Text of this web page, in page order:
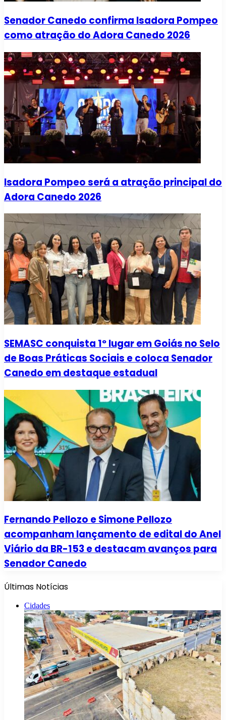
Senador Canedo confirma Isadora Pompeo
como atração do Adora Canedo 2026
Isadora Pompeo será a atração principal do
Adora Canedo 2026
SEMASC conquista 1º lugar em Goiás no Selo
de Boas Práticas Sociais e coloca Senador
Canedo em destaque estadual
Fernando Pellozo e Simone Pellozo
acompanham lançamento de edital do Anel
Viário da BR-153 e destacam avanços para
Senador Canedo
Últimas Notícias
Cidades